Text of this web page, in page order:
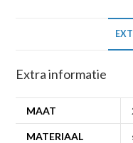
Extra informatie
MAAT
MATERIAAL